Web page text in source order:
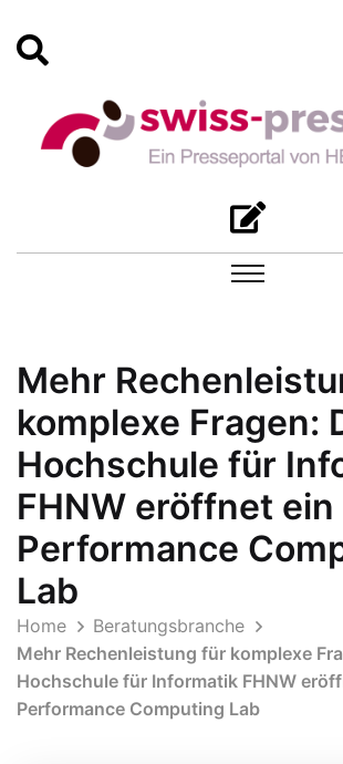
Mehr
komplexe Fragen:
Hochschule für
FHNW eröffnet ein
Performance
Lab
Home
Beratungsbranche
Mehr Rechenleistung für komplexe
Hochschule für Informatik FHNW
Performance Computing Lab